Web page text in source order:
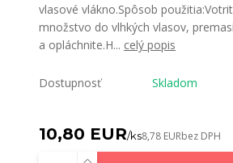
vlasové vlákno.Spôsob
množstvo do vlhkých vlasov,
a opláchnite.H... celý popis
Dostupnosť Skladom
10,80 EUR/ks8,78 EURbez DPH